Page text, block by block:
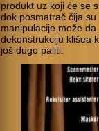
produkt uz koji će se
dok posmatrač čija
manipulacije može
dekonstrukciju klišea
još dugo paliti.